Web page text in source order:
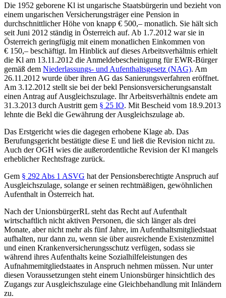
Die 1952 geborene Kl ist ungarische Staatsbürgerin und bezieht von
einem ungarischen Versicherungsträger eine Pension in
durchschnittlicher Höhe von knapp € 500,– monatlich. Sie hält sich
seit Juni 2012 ständig in Österreich auf. Ab 1.7.2012 war sie in
Österreich geringfügig mit einem monatlichen Einkommen von
€ 150,– beschäftigt. Im Hinblick auf dieses Arbeitsverhältnis erhielt
die Kl am 13.11.2012 die Anmeldebescheinigung für EWR-Bürger
gemäß dem Niederlassungs- und Aufenthaltsgesetz (NAG). Am
26.11.2012 wurde über ihren AG das Sanierungsverfahren eröffnet.
Am 3.12.2012 stellt sie bei der bekl Pensionsversicherungsanstalt
einen Antrag auf Ausgleichszulage. Ihr Arbeitsverhältnis endete am
31.3.2013 durch Austritt gem § 25 IO. Mit Bescheid vom 18.9.2013
lehnte die Bekl die Gewährung der Ausgleichszulage ab.
Das Erstgericht wies die dagegen erhobene Klage ab. Das
Berufungsgericht bestätigte diese E und ließ die Revision nicht zu.
Auch der OGH wies die außerordentliche Revision der Kl mangels
erheblicher Rechtsfrage zurück.
Gem § 292 Abs 1 ASVG hat der Pensionsberechtigte Anspruch auf
Ausgleichszulage, solange er seinen rechtmäßigen, gewöhnlichen
Aufenthalt in Österreich hat.
Nach der UnionsbürgerRL steht das Recht auf Aufenthalt
wirtschaftlich nicht aktiven Personen, die sich länger als drei
Monate, aber nicht mehr als fünf Jahre, im Aufenthaltsmitgliedstaat
aufhalten, nur dann zu, wenn sie über ausreichende Existenzmittel
und einen Krankenversicherungsschutz verfügen, sodass sie
während ihres Aufenthalts keine Sozialhilfeleistungen des
Aufnahmemitgliedstaates in Anspruch nehmen müssen. Nur unter
diesen Voraussetzungen steht einem Unionsbürger hinsichtlich des
Zugangs zur Ausgleichszulage eine Gleichbehandlung mit Inländern
zu.